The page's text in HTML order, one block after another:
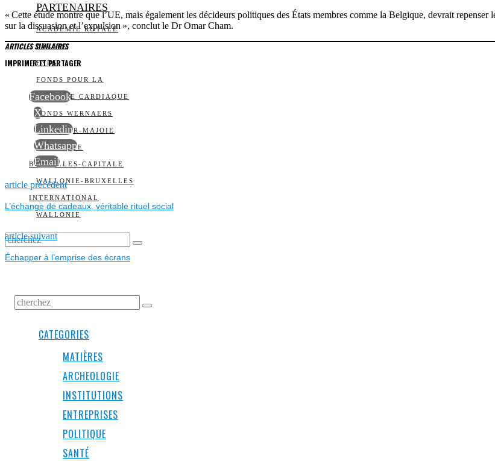
PARTENAIRES
ACADÉMIE ROYALE
BELSPO
FNRS
FONDS POUR LA
CHIRURGIE CARDIAQUE
FONDS WERNAERS
FOURNIER-MAJOIE
RÉGION DE
BRUXELLES-CAPITALE
WALLONIE-BRUXELLES
INTERNATIONAL
WALLONIE
« Cette étude montre que l’UE, mais également les décideurs politiques des États membres comme la Belgique, devrait
sur la dissuasion et l’expulsion », conclut le Dr Omar Cham.
ARTICLES SIMILAIRES
IMPRIMER ET PARTAGER
Facebook
X
Linkedin
Whatsapp
Email
NAVIGATION
DE
L’ARTICLE
article précédentPrevious
post:
L’échange de cadeaux, véritable rituel social
article suivantNext
post:
Échapper à l’emprise des écrans
CATEGORIES
MATIÈRES
ARCHEOLOGIE
INSTITUTIONS
ENTREPRISES
POLITIQUE
SANTÉ